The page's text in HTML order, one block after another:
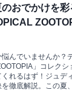
のおでかけを
んでいませんか？
」コレク
れるはず！ジュデ
徹底解説。この夏